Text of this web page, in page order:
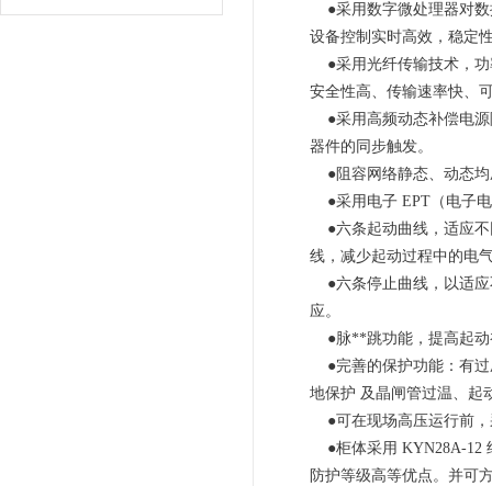
●采用数字微处理器对数
设备控制实时高效，稳定
●采用光纤传输技术，功
安全性高、传输速率快、
●采用高频动态补偿电源
器件的同步触发。
●阻容网络静态、动态均
●采用电子 EPT（电子电
●六条起动曲线，适应不
线，减少起动过程中的电
●六条停止曲线，以适应
应。
●脉**跳功能，提高起动
●完善的保护功能：有过
地保护 及晶闸管过温、起
●可在现场高压运行前，
●柜体采用 KYN28A-12
防护等级高等优点。并可